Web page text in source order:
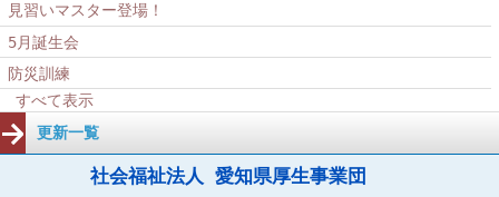
見習いマスター登場！
5月誕生会
防災訓練
すべて表示
更新一覧
社会福祉法人 愛知県厚生事業団